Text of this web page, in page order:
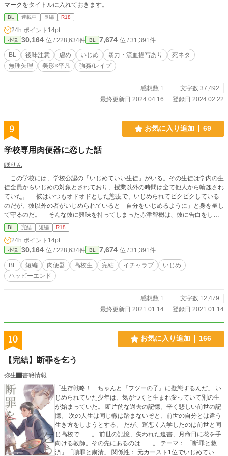
マークをタイトルに入れておきます。
BL 連載中 長編 R18
24h.ポイント 14pt
小説 30,164 位 / 228,634件 BL 7,674 位 / 31,391件
BL 後味注意 虐め いじめ 暴力・流血描写あり
死ネタ
無理矢理
美形×平凡 強姦/レイプ
感想数 1
文字数 37,492
最終更新日 2024.04.16
登録日 2024.02.22
9 お気に入り追加 69
学校専用肉便器に恋した話
眠りん
この学校には、学校公認の「いじめていい生徒」がいる。その生徒は学内の生
徒全員からいじめの対象とされており、授業以外の時間は全て他人から輪姦され
ていた。 彼はいつもオドオドとした態度で、いじめられてビクビクしている
のだが、彼以外の者がいじめられていると「自分をいじめるように」と身を呈し
て守るのだ。 そんな彼に興味を持ってしまった赤津智樹は、彼に告白をし
た。彼をいじめから守ってあげたいと思ったのだ。 だが、智樹の告白に対
し、彼は予想だにもしない返答と共に断られてしまう。 その後も彼を忘れら
れない智樹が、彼と再会したのは社会人になってからだった。
BL 完結 短編 R18
24h.ポイント 14pt
小説 30,164 位 / 228,634件 BL 7,674 位 / 31,391件
BL 短編 肉便器 高校生 完結 イチャラブ
いじめ
ハッピーエンド
感想数 1
文字数 12,479
最終更新日 2021.01.14
登録日 2021.01.14
10 お気に入り追加 166
【完結】断罪を乞う
弥生
書籍情報
「生存戦略！ ちゃんと『フツーの子』に擬態するんだ」 い
じめられていた少年は、気がつくと生まれ変っていて別の生
が始まっていた。 断片的な過去の記憶。辛く悲しい前世の記
憶。 次の人生は同じ轍は踏まないぞと、前世の自分とは違う
生き方をしようとする。 だが、運悪く入学したのは前世と同
じ高校で……。 前世の記憶、失われた遺書、月命日に花を手
向ける教師。その先にあるのは……。 テーマ： 「断罪と救
済」「贖罪と粛清」 関係性： 元カースト1位でいじめていた